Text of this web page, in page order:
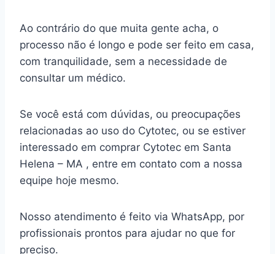
Ao contrário do que muita gente acha, o
processo não é longo e pode ser feito em casa,
com tranquilidade, sem a necessidade de
consultar um médico.
Se você está com dúvidas, ou preocupações
relacionadas ao uso do Cytotec, ou se estiver
interessado em comprar Cytotec em Santa
Helena – MA , entre em contato com a nossa
equipe hoje mesmo.
Nosso atendimento é feito via WhatsApp, por
profissionais prontos para ajudar no que for
preciso.